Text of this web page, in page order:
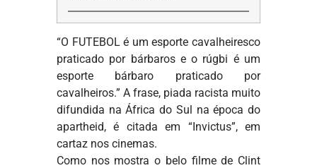
“O FUTEBOL é um esporte cavalheiresco
praticado por bárbaros e o rúgbi é um
esporte bárbaro praticado por
cavalheiros.” A frase, piada racista muito
difundida na África do Sul na época do
apartheid, é citada em “Invictus”, em
cartaz nos cinemas.
Como nos mostra o belo filme de Clint